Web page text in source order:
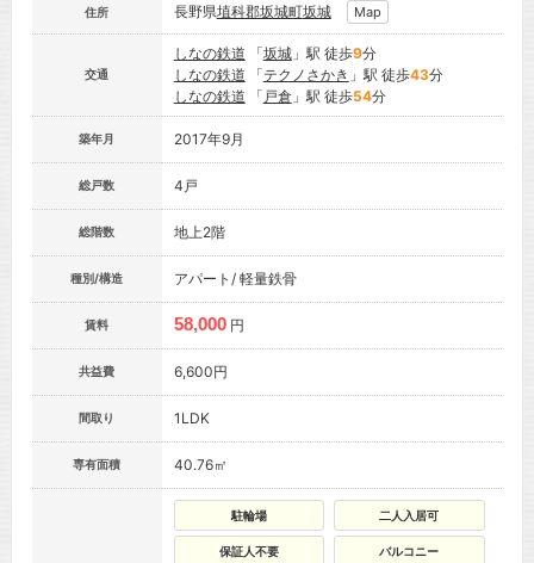
住所 長野県埴科郡坂城町坂城 Map
交通
しなの鉄道 「坂城」駅 徒歩9分
しなの鉄道 「テクノさかき 」駅 徒歩43分
しなの鉄道 「 戸倉」駅 徒歩54分
築年月 2017年9月
総戸数 4戸
総階数 地上2階
種別/構造 アパート/ 軽量鉄骨
賃料 58,000 円
共益費 6,600円
間取り 1LDK
専有面積 40.76㎡
駐輪場 二人入居可
保証人不要 バルコニー